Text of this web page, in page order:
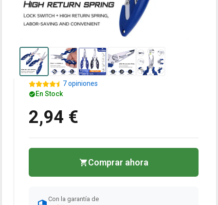
7 opiniones
En Stock
2,94 €
Comprar ahora
Con la garantía de